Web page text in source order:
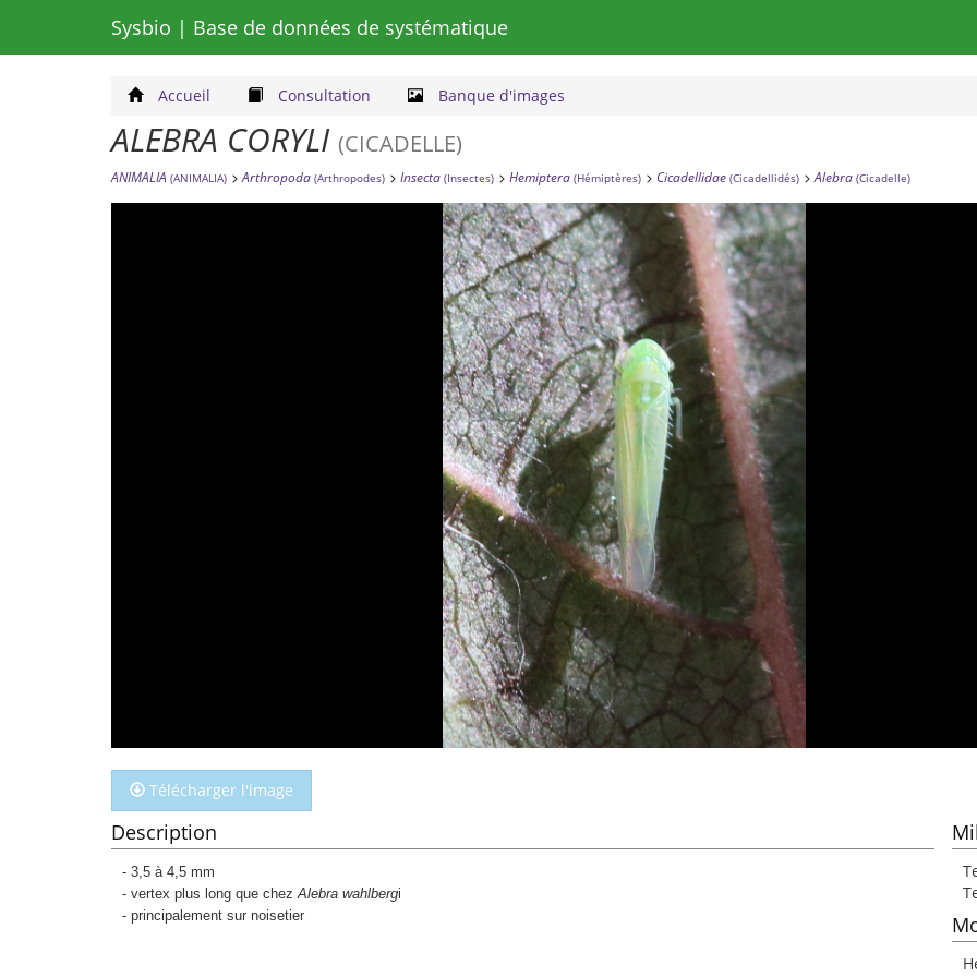
Sysbio | Base de données de systématique
Accueil Consultation Banque d'images
ALEBRA CORYLI (CICADELLE)
ANIMALIA (ANIMALIA) Arthropoda (Arthropodes) Insecta (Insectes) Hemiptera (Hémiptères) Cicadellidae (Cicadellidés) Alebra (Cicadelle)
Télécharger l'image
Description
- 3,5 à 4,5 mm
- vertex plus long que chezAlebra wahlbergi
- principalement sur noisetier